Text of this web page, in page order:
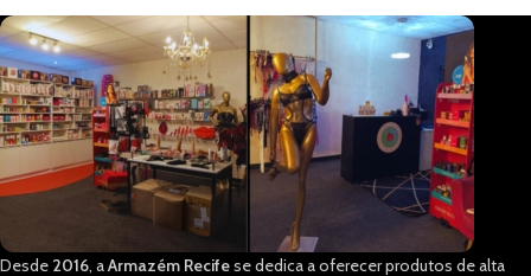
Desde 2016, aArmazém Recifese dedica a oferecer produtos de alta